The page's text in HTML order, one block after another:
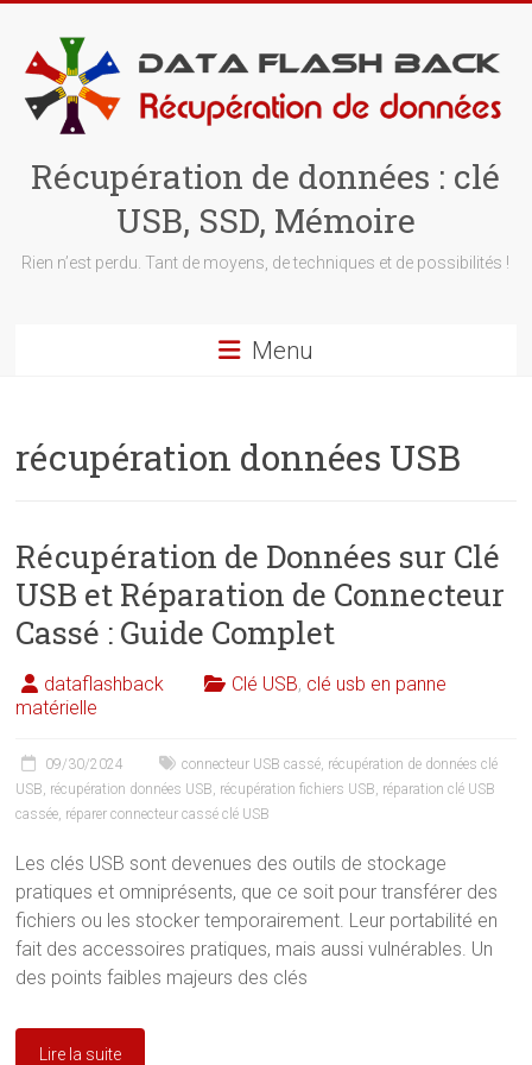
content
Récupération de données : clé
USB, SSD, Mémoire
Rien n’est perdu. Tant de moyens, de techniques et de possibilités !
Menu
récupération données USB
Récupération de Données sur Clé
USB et Réparation de Connecteur
Cassé : Guide Complet
dataflashback Clé USB, clé usb en panne
matérielle
09/30/2024 connecteur USB cassé, récupération de données clé
USB, récupération données USB, récupération fichiers USB, réparation clé USB
cassée, réparer connecteur cassé clé USB
Les clés USB sont devenues des outils de stockage
pratiques et omniprésents, que ce soit pour transférer des
fichiers ou les stocker temporairement. Leur portabilité en
fait des accessoires pratiques, mais aussi vulnérables. Un
des points faibles majeurs des clés
Lire la suite